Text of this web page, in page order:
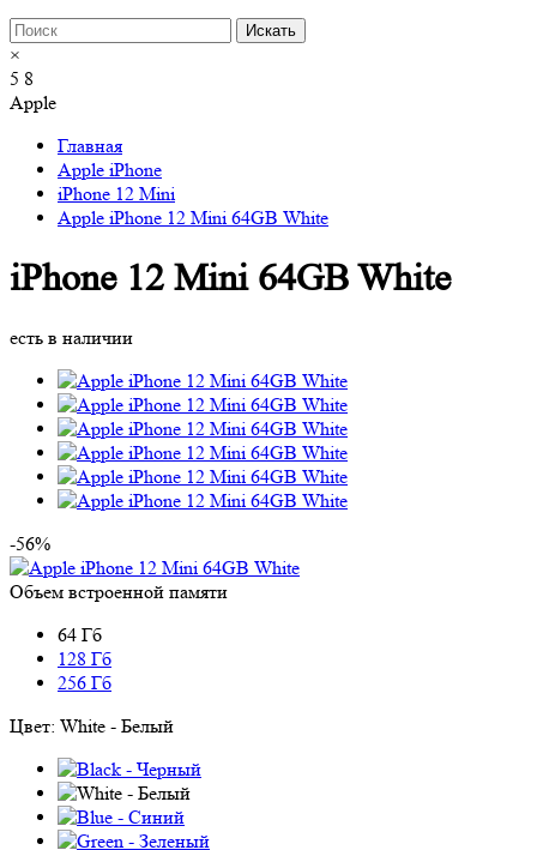
×
5 8
Apple
Главная
Apple iPhone
iPhone 12 Mini
Apple iPhone 12 Mini 64GB White
iPhone 12 Mini 64GB White
есть в наличии
-56%
Объем встроенной памяти
64 Гб
128 Гб
256 Гб
Цвет: White - Белый